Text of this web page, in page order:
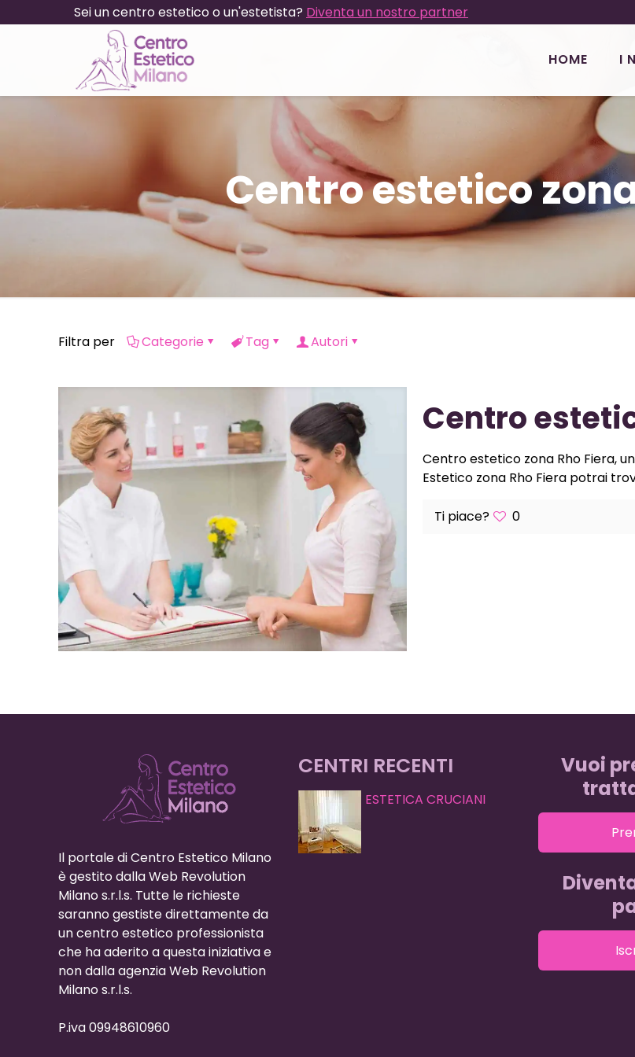
Sei un centro estetico o un'estetista? Diventa un nostro partner
HOME I
Centro estetico
Filtra per Categorie Tag Autori
Centro
Centro estetico zona Rho Fiera,
Estetico zona Rho Fiera potrai
Ti piace? 0
Il portale di Centro Estetico Milano
è gestito dalla Web Revolution
Milano s.r.l.s. Tutte le richieste
saranno gestiste direttamente da
un centro estetico professionista
che ha aderito a questa iniziativa e
non dalla agenzia Web Revolution
Milano s.r.l.s.
P.iva 09948610960
CENTRI RECENTI
ESTETICA CRUCIANI
Vuoi